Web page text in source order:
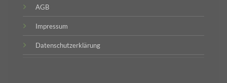
AGB
Impressum
Datenschutzerklärung